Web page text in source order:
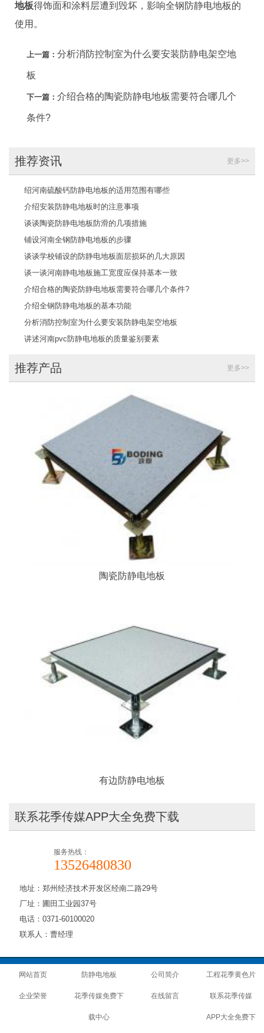
地板得饰面和涂料层遭到毁坏，影响全钢防静电地板的
使用。
上一篇： 分析消防控制室为什么要安装防静电架空地
板
下一篇： 介绍合格的陶瓷防静电地板需要符合哪几个
条件?
推荐资讯 更多>>
绍河南硫酸钙防静电地板的适用范围有哪些
介绍安装防静电地板时的注意事项
谈谈陶瓷防静电地板防滑的几项措施
铺设河南全钢防静电地板的步骤
谈谈学校铺设的防静电地板面层损坏的几大原因
谈一谈河南静电地板施工宽度应保持基本一致
介绍合格的陶瓷防静电地板需要符合哪几个条件?
介绍全钢防静电地板的基本功能
分析消防控制室为什么要安装防静电架空地板
讲述河南pvc防静电地板的质量鉴别要素
推荐产品 更多>>
陶瓷防静电地板
有边防静电地板
联系花季传媒APP大全免费下载
服务热线：
13526480830
地址：郑州经济技术开发区经南二路29号
厂址：圃田工业园37号
电话：0371-60100020
联系人：曹经理
网站首页 防静电地板 公司简介 工程花季黄色片
企业荣誉 花季传媒免费下
载中心
在线留言 联系花季传媒
APP大全免费下